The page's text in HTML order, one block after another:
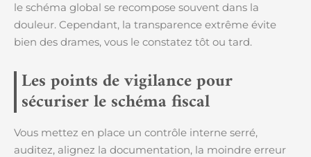
le schéma global se recompose souvent dans la
douleur. Cependant, la transparence extrême évite
bien des drames, vous le constatez tôt ou tard.
Les points de vigilance pour
sécuriser le schéma fiscal
Vous mettez en place un contrôle interne serré,
auditez, alignez la documentation, la moindre erreur